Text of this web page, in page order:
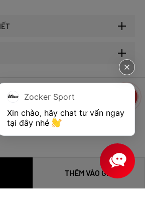
THÊM VÀO GIỎ
© 2025 của Zocker.
website & SEO - Tất Thành
Zocker Sport
Xin chào, hãy chat tư vấn ngay
tại đây nhé